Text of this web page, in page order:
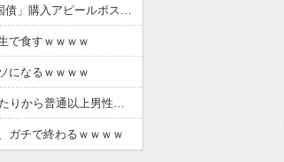
【悲報】X、広告に「個人向け国債」購入アピールポストが投稿され始める。税金そんな事に使ってるから誰も買わんのではｗｗｗｗ
で食すｗｗｗｗ
になるｗｗｗｗ
【悲報】独身弱者男性、30歳あたりから普通以上男性と共通項がなくなり会話が成り立たないｗｗｗｗ
ガチで終わるｗｗｗｗ